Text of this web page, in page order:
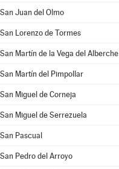
San Juan del Olmo
San Lorenzo de Tormes
San Martín de la Vega del Alberche
San Martín del Pimpollar
San Miguel de Corneja
San Miguel de Serrezuela
San Pascual
San Pedro del Arroyo